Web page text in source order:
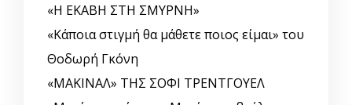
«Η ΕΚΑΒΗ ΣΤΗ ΣΜΥΡΝΗ»
«Κάποια στιγμή θα μάθετε ποιος είμαι» του
Θοδωρή Γκόνη
«ΜΑΚΙΝΑΛ» ΤΗΣ ΣΟΦΙ ΤΡΕΝΤΓΟΥΕΛ